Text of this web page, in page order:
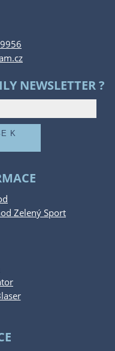
NEWSLETTER ?
Zelený Sport